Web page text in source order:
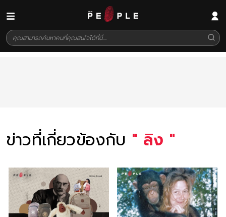
ข่าวที่เกี่ยวข้องกับ " ลิง "